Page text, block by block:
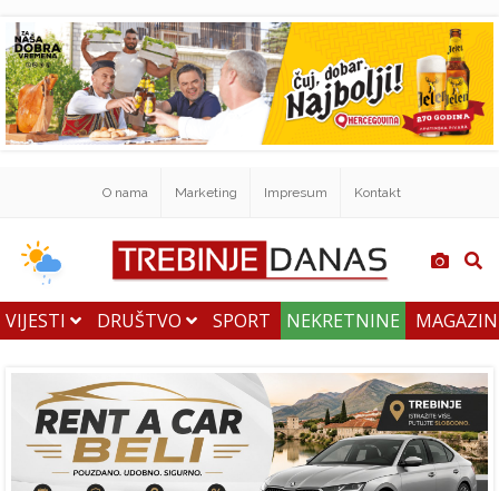
O nama Marketing Impresum Kontakt
VIJESTI DRUŠTVO SPORT NEKRETNINE